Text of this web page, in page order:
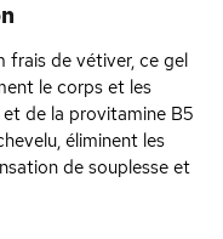
frais de vétiver, ce gel
le corps et les
de la provitamine B5
éliminent les
de souplesse et